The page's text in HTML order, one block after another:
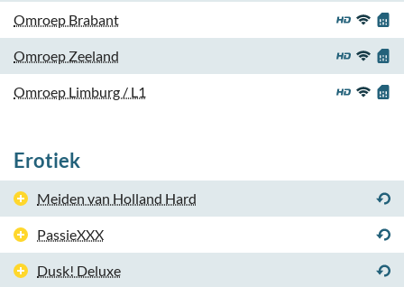
Omroep Brabant
Omroep Zeeland
Omroep Limburg / L1
Erotiek
Meiden van Holland Hard
PassieXXX
Dusk! Deluxe